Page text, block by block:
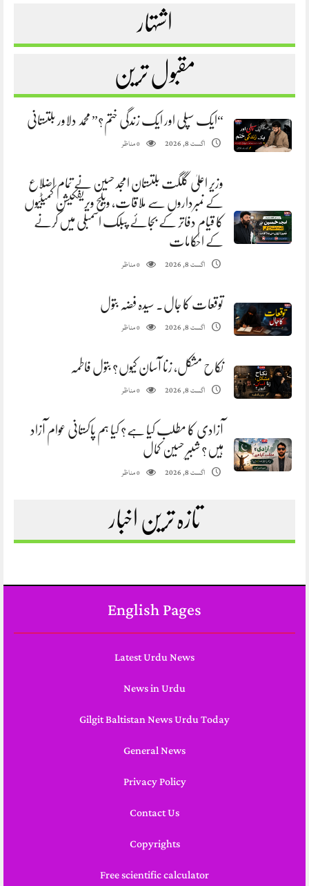
اشتہار
مقبول ترین
“ایک سپلی اور ایک زندگی ختم؟” محمد دلاور بلتستانی
اگست 8, 2026 0مناظر
وزیر اعلیٰ گلگت بلتستان امجد حسین نے تمام اضلاع
کے نمبرداروں سے ملاقات، ویلج ویریفکیشن کمیٹیوں
کا قیام دفاتر کے بجائے پبلک اسمبلی میں کرنے
کے احکامات
اگست 8, 2026 0مناظر
توقعات کا جال. سیدہ فضہ بتول
اگست 8, 2026 0مناظر
نکاح مشکل، زنا آسان کیوں؟ بتول فاطمہ
اگست 8, 2026 0مناظر
آزادی کا مطلب کیا ہے؟ کیا ہم پاکستانی عوام آزاد
ہیں؟ شبیر حسین کمال
اگست 8, 2026 0مناظر
تازہ ترین اخبار
English Pages
Latest Urdu News
News in Urdu
Gilgit Baltistan News Urdu Today
General News
Privacy Policy
Contact Us
Copyrights
Free scientific calculator